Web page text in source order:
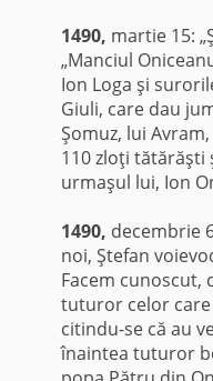
1490, martie 15:
„Manciul
Ion Loga şi
Giuli, care dau
Şomuz, lui
110 zloţi tătărăşti
urmaşul lui, Ion
1490, decembrie
noi, Ştefan
Facem cunoscut,
tuturor celor care
citindu-se că au
înaintea tuturor